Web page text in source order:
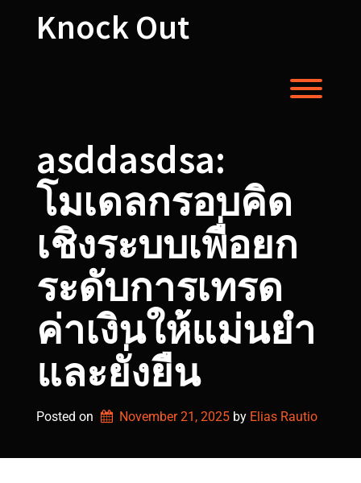
Knock Out
asddasdsa:
โมเดลกรอบคิด
เชิงระบบเพื่อยก
ระดับการเทรด
ค่าเงินให้แม่นยำ
และยั่งยืน
Posted on November 21, 2025 by Elias Rautio